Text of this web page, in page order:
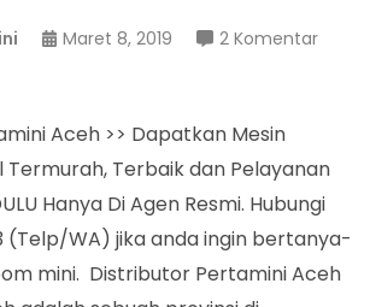
Maret 8, 2019 2 Komentarpada
Aceh >> Dapatkan Mesin
Termurah, Terbaik dan Pelayanan
Hanya Di Agen Resmi. Hubungi
(Telp/WA) jika anda ingin bertanya-
mini. Distributor Pertamini Aceh